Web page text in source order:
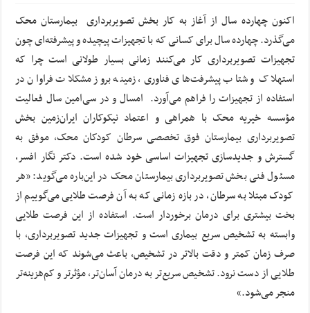
اکنون چهارده سال از آغاز به کار بخش تصویربرداری بیمارستان محک
می‌گذرد. چهارده سال برای کسانی که با تجهیزات پیچیده و پیشرفته‌ای چون
تجهیزات تصویربرداری کار می‌کنند زمانی بسیار طولانی است چرا که
استهلاک و شتاب پیشرفت‌های فناوری، زمینه بروز مشکلات فراوان در
استفاده از تجهیزات را فراهم می‌آورد. امسال و در سی‌امین سال فعالیت
مؤسسه خیریه محک با همراهی و اعتماد نیکوکاران ایران‌زمین بخش
تصویربرداری بیمارستان فوق تخصصی سرطان کودکان محک، موفق به
گسترش و جدیدسازی تجهیزات اساسی خود شده است. دکتر نگار افسر،
مسئول فنی بخش تصویربرداری بیمارستان محک در این‌باره می‌گوید: «هر
کودک مبتلا به سرطان، در بازه‌ زمانی که به آن فرصت طلایی می‌گوییم از
بخت بیشتری برای درمان برخوردار است. استفاده از این فرصت طلایی
وابسته به تشخیص سریع بیماری است و تجهیزات جدید تصویربرداری، با
صرف زمان کمتر و دقت بالاتر در تشخیص، باعث می‌شوند که این فرصت
طلایی از دست نرود. تشخیص سریع‌تر به درمان آسان‌تر، مؤثرتر و کم‌هزینه‌تر
منجر می‌شود.»